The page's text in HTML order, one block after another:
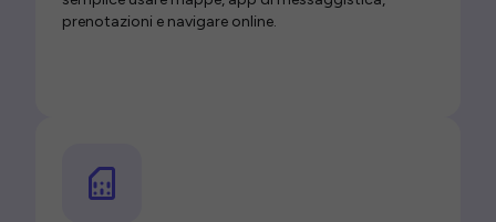
prenotazioni e navigare online.